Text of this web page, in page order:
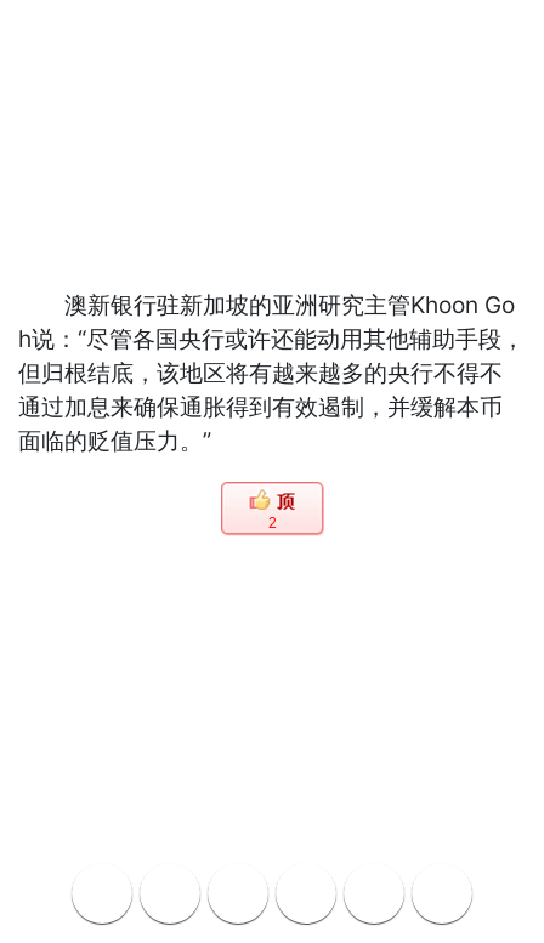
澳新银行驻新加坡的亚洲研究主管Khoon Go
h说：“尽管各国央行或许还能动用其他辅助手段，
但归根结底，该地区将有越来越多的央行不得不
通过加息来确保通胀得到有效遏制，并缓解本币
面临的贬值压力。”
2